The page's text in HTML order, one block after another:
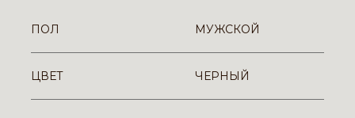
ПОЛ МУЖСКОЙ
ЦВЕТ ЧЕРНЫЙ